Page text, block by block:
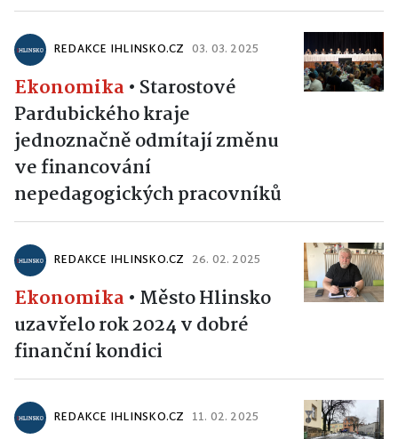
REDAKCE IHLINSKO.CZ 03. 03. 2025
Ekonomika• Starostové
Pardubického kraje
jednoznačně odmítají změnu
ve financování
nepedagogických pracovníků
REDAKCE IHLINSKO.CZ 26. 02. 2025
Ekonomika• Město Hlinsko
uzavřelo rok 2024 v dobré
finanční kondici
REDAKCE IHLINSKO.CZ 11. 02. 2025